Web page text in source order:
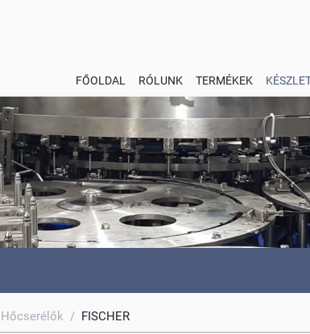
FŐOLDAL RÓLUNK TERMÉKEK
Hőcserélők / FISCHER